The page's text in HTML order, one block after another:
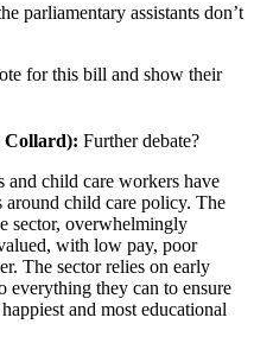
parliamentary assistants don’t
for this bill and show their
Collard): Further debate?
and child care workers have
around child care policy. The
sector, overwhelmingly
with low pay, poor
The sector relies on early
everything they can to ensure
and most educational